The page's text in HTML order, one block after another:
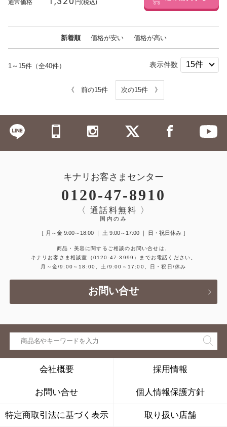
通常価格 円(税込)
新着順 価格が安い 価格が高い
1～15件（全40件） 表示件数
《 前の15件 次の15件 》
キナリお客さまセンター
0120-47-8910
〈 通話料無料 〉
国内のみ
［ 月～金 9:00～18:00 ｜ 土 9:00～17:00 ｜ 日・祝日休み ］
商品・美容に関するご相談のお問い合せは、
キナリお客さま相談室
（0120-47-3999）
までお電話ください。
月～金/9:00～18:00、土/9:00～17:00、日・祝日/休み
お問い合せ
会社概要 採用情報
お問い合せ 個人情報保護方針
特定商取引法に基づく表示 取り扱い店舗